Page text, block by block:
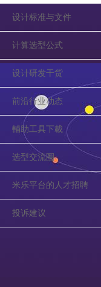
设计标准与文件
计算选型公式
设计研发干货
前沿行业动态
輔助工具下載
选型交流圈
米乐平台的人才招聘
投诉建议